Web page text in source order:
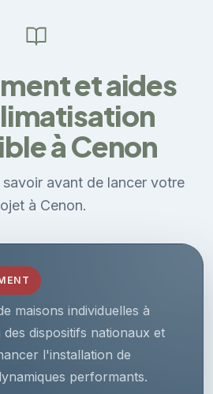
et aides
à Cenon
avant de lancer votre
à Cenon.
maisons individuelles à
dispositifs nationaux et
l'installation de
performants.